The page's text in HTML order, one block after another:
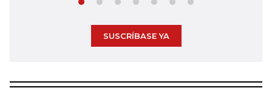
SUSCRÍBASE YA